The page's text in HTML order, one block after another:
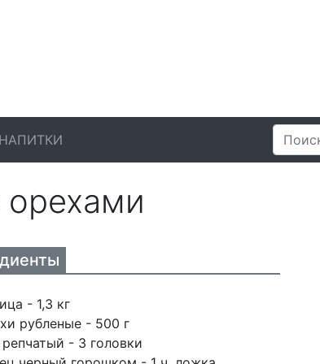
НАПИТКИ
- 1,3 кг
рубленые - 500 г
репчатый - 3 головки